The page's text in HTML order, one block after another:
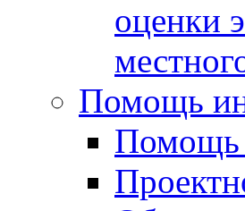
оценки
Помощь
Помощь